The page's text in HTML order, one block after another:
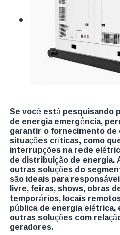
Se você está pesquisando
de energia emergência,
garantir o fornecimento
situações críticas, como
interrupções na rede
de distribuição de energia.
outras soluções do
são ideais para
livre, feiras, shows, obras
temporários, locais
pública de energia
outras soluções com
geradores.